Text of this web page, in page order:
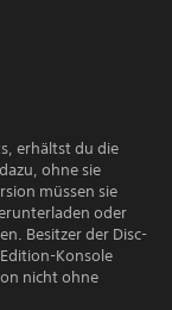
erhältst du die
ohne sie
müssen sie
oder
Besitzer der Disc-
Konsole
nicht ohne